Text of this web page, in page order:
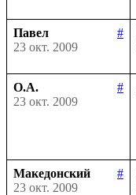
Павел
#
23 окт. 2009
О.А.
#
23 окт. 2009
Македонский
#
23 окт. 2009